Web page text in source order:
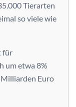
Tierarten
so viele wie
für
um etwa 8%
Euro